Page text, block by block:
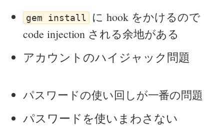
gem install に hook をかけるので
code injection される余地がある
アカウントのハイジャック問題
パスワードの使い回しが一番の問題
パスワードを使いまわさない